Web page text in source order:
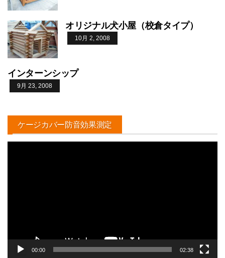
オリジナル犬小屋（校倉タイプ）
10月 2, 2008
インターンシップ
9月 23, 2008
ケージカバー防音効果測定
00:00 02:38